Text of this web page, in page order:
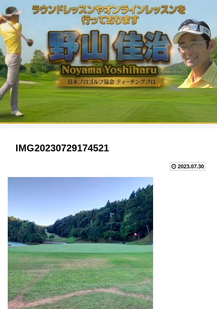
IMG20230729174521
2023.07.30